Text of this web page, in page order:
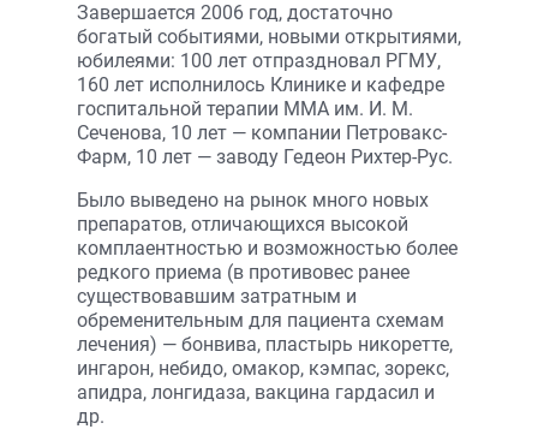
Завершается 2006 год, достаточно
богатый событиями, новыми открытиями,
юбилеями: 100 лет отпраздновал РГМУ,
160 лет исполнилось Клинике и кафедре
госпитальной терапии ММА им. И. М.
Сеченова, 10 лет — компании Петровакс-
Фарм, 10 лет — заводу Гедеон Рихтер-Рус.
Было выведено на рынок много новых
препаратов, отличающихся высокой
комплаентностью и возможностью более
редкого приема (в противовес ранее
существовавшим затратным и
обременительным для пациента схемам
лечения) — бонвива, пластырь никоретте,
ингарон, небидо, омакор, кэмпас, зорекс,
апидра, лонгидаза, вакцина гардасил и
др.